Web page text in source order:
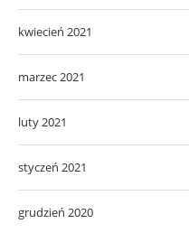
kwiecień 2021
marzec 2021
luty 2021
styczeń 2021
grudzień 2020